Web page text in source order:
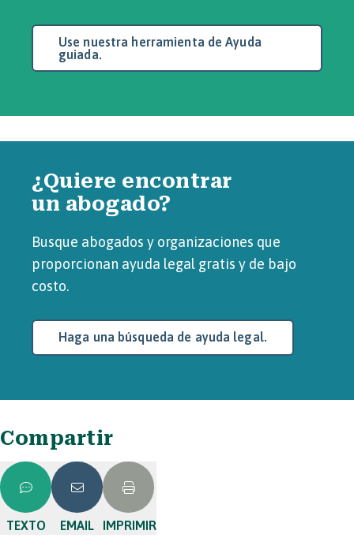
Use nuestra herramienta de Ayuda
guiada.
¿Quiere encontrar
un abogado?
Busque abogados y organizaciones que
proporcionan ayuda legal gratis y de bajo
costo.
Haga una búsqueda de ayuda legal.
Compartir
TEXTO EMAIL IMPRIMIR